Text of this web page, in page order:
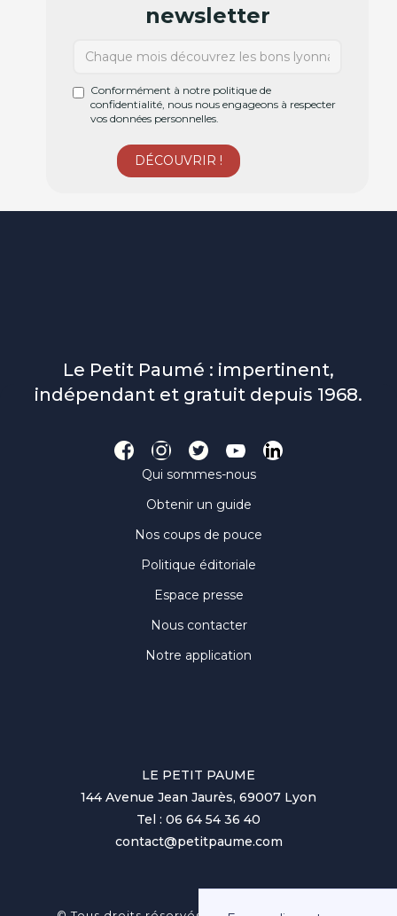
newsletter
Conformément à notre politique de
confidentialité, nous nous engageons à respecter
vos données personnelles.
Le Petit Paumé : impertinent,
indépendant et gratuit depuis 1968.
Qui sommes-nous
Obtenir un guide
Nos coups de pouce
Politique éditoriale
Espace presse
Nous contacter
Notre application
LE PETIT PAUME
144 Avenue Jean Jaurès, 69007 Lyon
Tel : 06 64 54 36 40
contact@petitpaume.com